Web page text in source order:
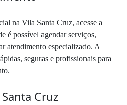
na Vila Santa Cruz, acesse a
é possível agendar serviços,
atendimento especializado. A
seguras e profissionais para
Cruz